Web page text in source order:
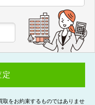
定
取をお約束するものではありませ